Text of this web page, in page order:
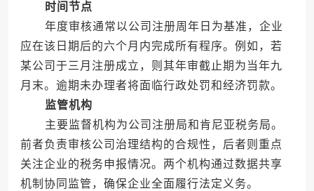
时间节点
年度审核通常以公司注册周年日为基准，企业
应在该日期后的六个月内完成所有程序。例如，若
某公司于三月注册成立，则其年审截止期为当年九
月末。逾期未办理者将面临行政处罚和经济罚款。
监管机构
主要监督机构为公司注册局和肯尼亚税务局。
前者负责审核公司治理结构的合规性，后者则重点
关注企业的税务申报情况。两个机构通过数据共享
机制协同监管，确保企业全面履行法定义务。